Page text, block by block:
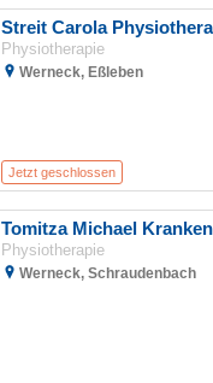
Streit Carola
Physiotherapie
Werneck, Eßleben
Jetzt geschlossen
Tomitza Michael
Physiotherapie
Werneck, Schraudenbach